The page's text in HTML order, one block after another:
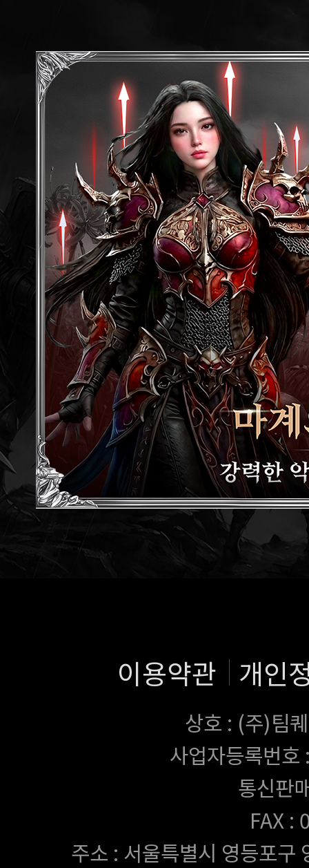
이용약관 개인
상호 : (주)팀
사업자등록번
통신판
FAX
주소 : 서울특별시 영등포